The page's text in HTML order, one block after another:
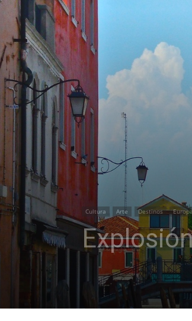
Cultura Arte Destinos